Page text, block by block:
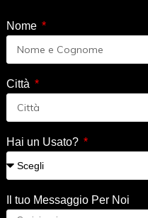
Nome
Città
Hai un Usato?
Il tuo Messaggio Per Noi